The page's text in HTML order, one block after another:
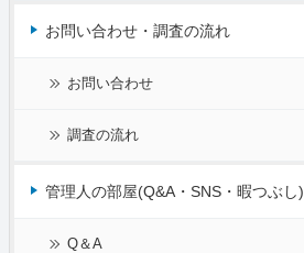
お問い合わせ・調査の流れ
お問い合わせ
調査の流れ
管理人の部屋(Q&A・SNS・暇つぶし)
Q＆A